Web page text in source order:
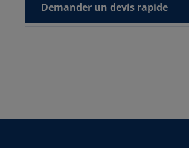
Demander un devis rapide